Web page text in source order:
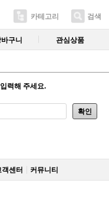
카테고리 검색
바구니 관심상품
력해 주세요.
확인
객센터 커뮤니티